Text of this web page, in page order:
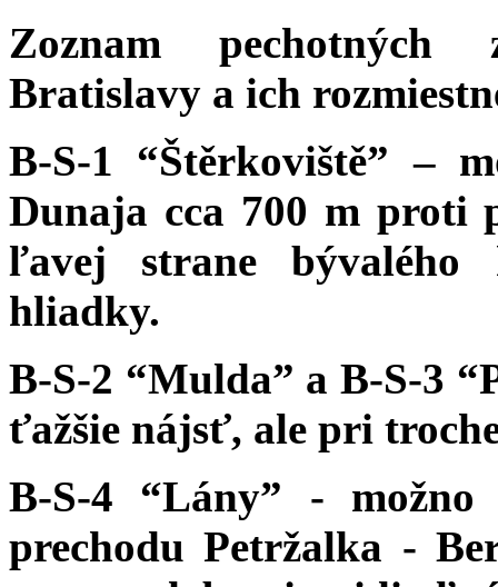
Zoznam pechotných
Bratislavy a ich
B-S-1 “Štěrkoviště” –
Dunaja cca 700 m proti
ľavej strane bývalého
hliadky.
B-S-2 “Mulda” a B-S-3
ťažšie nájsť, ale pri
B-S-4 “Lány” -
prechodu Petržalka -